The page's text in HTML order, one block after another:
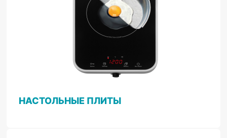
НАСТОЛЬНЫЕ ПЛИТЫ